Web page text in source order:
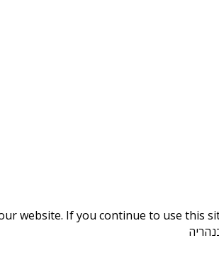
website. If you continue to use this